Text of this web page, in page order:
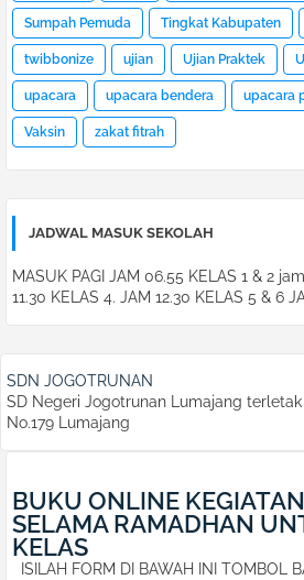
Sumpah Pemuda Tingkat Kabupaten
twibbonize ujian Ujian Praktek
upacara upacara bendera upacara
Vaksin zakat fitrah
JADWAL MASUK SEKOLAH
MASUK PAGI JAM 06.55 KELAS 1 & 2
11.30 KELAS 4. JAM 12.30 KELAS 5 & 6
SDN JOGOTRUNAN
SD Negeri Jogotrunan Lumajang
No.179 Lumajang
BUKU ONLINE
SELAMA RAMADHAN
KELAS
ISILAH FORM DI BAWAH INI TOMBOL